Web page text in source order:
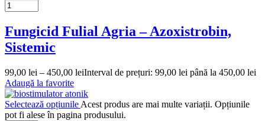
Fungicid Fulial Agria – Azoxistrobin,
Sistemic
99,00 lei – 450,00 leiInterval de prețuri: 99,00 lei până la 450,00 lei
Adaugă la favorite
Selectează opțiunile Acest produs are mai multe variații. Opțiunile
pot fi alese în pagina produsului.